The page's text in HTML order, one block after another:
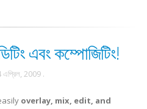
এবং কম্পোজিটিং!
এপ্রিল, 2009 .
overlay, mix, edit, and